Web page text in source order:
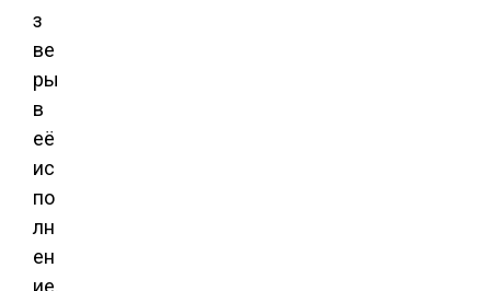
з
ве
ры
в
её
ис
по
лн
ен
ие.